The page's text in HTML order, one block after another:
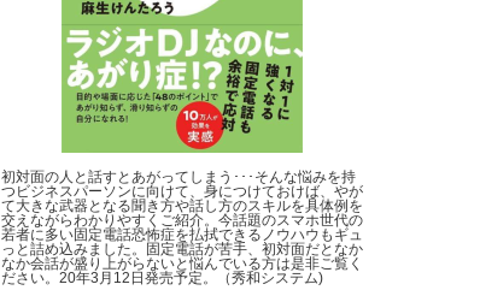
初対面の人と話すとあがってしまう･･･そんな悩みを持
つビジネスパーソンに向けて、身につけておけば、やが
て大きな武器となる聞き方や話し方のスキルを具体例を
交えながらわかりやすくご紹介。今話題のスマホ世代の
若者に多い固定電話恐怖症を払拭できるノウハウもギュ
っと詰め込みました。固定電話が苦手、初対面だとなか
なか会話が盛り上がらないと悩んでいる方は是非ご覧く
ださい。20年3月12日発売予定。（秀和システム)